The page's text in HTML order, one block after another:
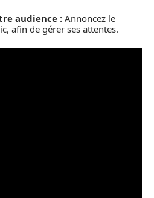
audience : Annoncez le
afin de gérer ses attentes.